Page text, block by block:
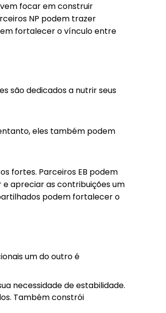
focar em construir
NP podem trazer
fortalecer o vínculo entre
são dedicados a nutrir seus
eles também podem
fortes. Parceiros EB podem
apreciar as contribuições um
podem fortalecer o
um do outro é
necessidade de estabilidade.
Também constrói